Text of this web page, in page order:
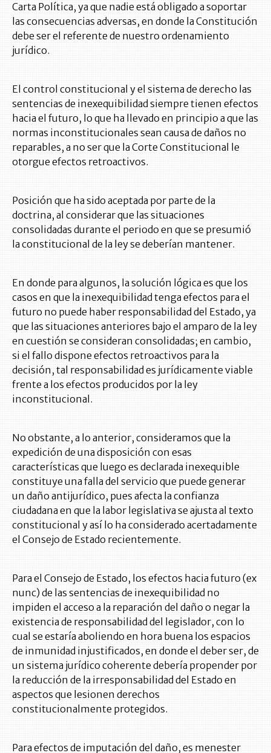
Carta Política, ya que nadie está obligado a soportar
las consecuencias adversas, en donde la Constitución
debe ser el referente de nuestro ordenamiento
jurídico.
El control constitucional y el sistema de derecho las
sentencias de inexequibilidad siempre tienen efectos
hacia el futuro, lo que ha llevado en principio a que las
normas inconstitucionales sean causa de daños no
reparables, a no ser que la Corte Constitucional le
otorgue efectos retroactivos.
Posición que ha sido aceptada por parte de la
doctrina, al considerar que las situaciones
consolidadas durante el periodo en que se presumió
la constitucional de la ley se deberían mantener.
En donde para algunos, la solución lógica es que los
casos en que la inexequibilidad tenga efectos para el
futuro no puede haber responsabilidad del Estado, ya
que las situaciones anteriores bajo el amparo de la ley
en cuestión se consideran consolidadas; en cambio,
si el fallo dispone efectos retroactivos para la
decisión, tal responsabilidad es jurídicamente viable
frente a los efectos producidos por la ley
inconstitucional.
No obstante, a lo anterior, consideramos que la
expedición de una disposición con esas
características que luego es declarada inexequible
constituye una falla del servicio que puede generar
un daño antijurídico, pues afecta la confianza
ciudadana en que la labor legislativa se ajusta al texto
constitucional y así lo ha considerado acertadamente
el Consejo de Estado recientemente.
Para el Consejo de Estado, los efectos hacia futuro (ex
nunc) de las sentencias de inexequibilidad no
impiden el acceso a la reparación del daño o negar la
existencia de responsabilidad del legislador, con lo
cual se estaría aboliendo en hora buena los espacios
de inmunidad injustificados, en donde el deber ser, de
un sistema jurídico coherente debería propender por
la reducción de la irresponsabilidad del Estado en
aspectos que lesionen derechos
constitucionalmente protegidos.
Para efectos de imputación del daño, es menester